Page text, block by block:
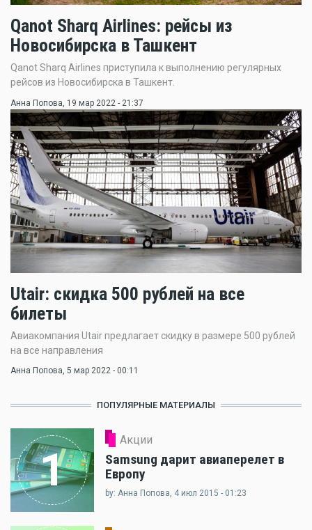
Qanot Sharq Airlines: рейсы из
Новосибирска в Ташкент
Qanot Sharq Airlines приступила к выполнению регулярных
рейсов из Новосибирска в Ташкент.
Анна Попова, 19 мар 2022 - 21:37
Utair: скидка 500 рублей на все
билеты
Авиакомпания Utair предлагает скидку в размере 500 рублей
на все направления
Анна Попова, 5 мар 2022 - 00:11
ПОПУЛЯРНЫЕ МАТЕРИАЛЫ
1
Акции
Samsung дарит авиаперелет в
Европу
by: Анна Попова, 4 июл 2015 - 01:23